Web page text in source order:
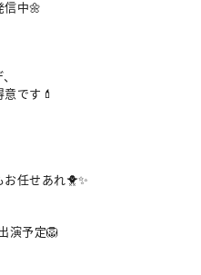
信中🌼
です💄
任せあれ🐥✨
演予定🦁